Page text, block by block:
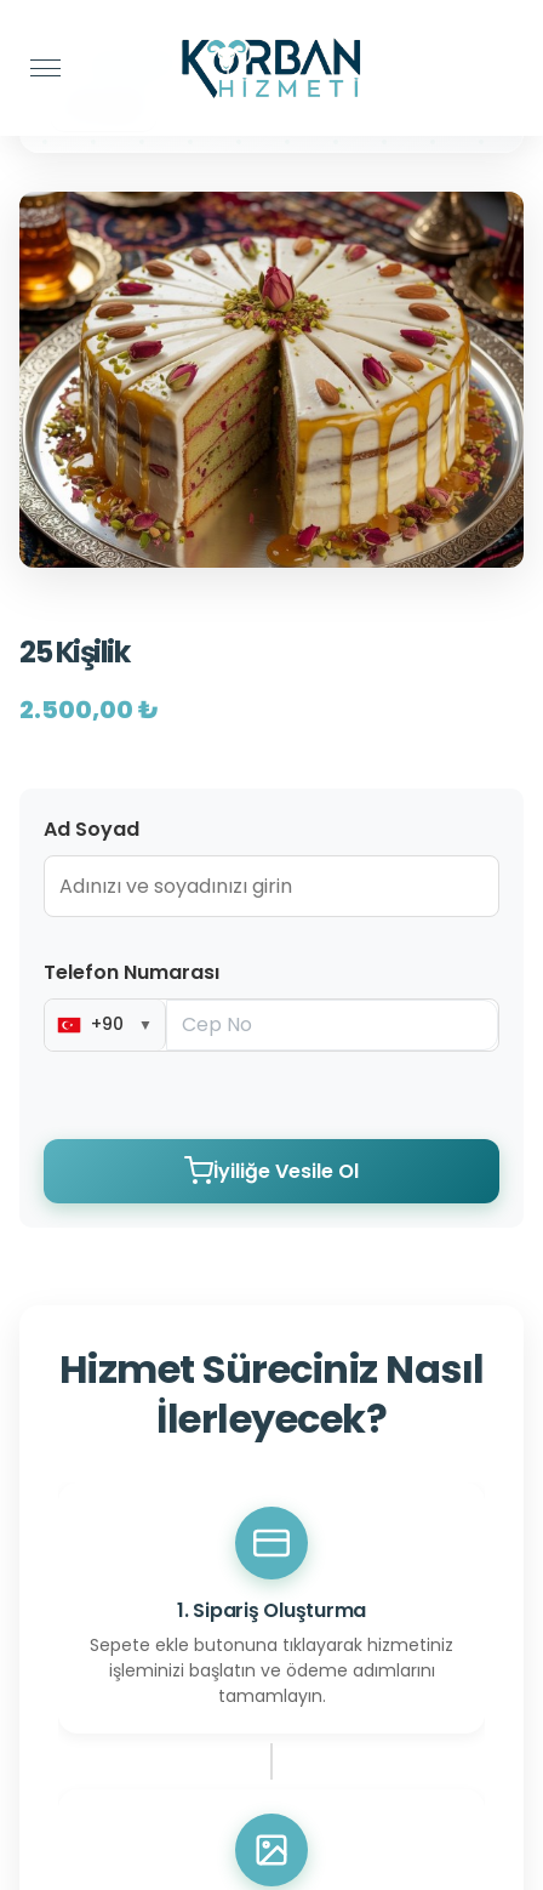
Pasta İkramı
25 Kişilik
2.500,00 ₺
Ad Soyad
Telefon Numarası
+90 ▼
İyiliğe Vesile Ol
Hizmet Süreciniz Nasıl
İlerleyecek?
1. Sipariş Oluşturma
Sepete ekle butonuna tıklayarak hizmetiniz
işleminizi başlatın ve ödeme adımlarını
tamamlayın.